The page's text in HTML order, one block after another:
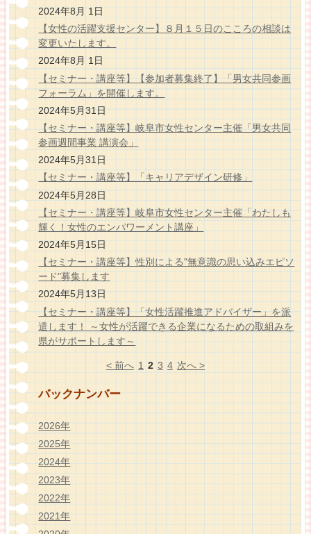
2024年8月 1日
【女性の活躍支援センター】８月１５日のこころの相談は
変更いたします。
2024年8月 1日
【セミナー・講座等】【参加者募集終了】「男女共同参画
フォーラム」を開催します。
2024年5月31日
【セミナー・講座等】岐阜市女性センター主催「男女共同
参画週間事業 講演会」
2024年5月31日
【セミナー・講座等】「キャリアデザイン研修」
2024年5月28日
【セミナー・講座等】岐阜市女性センター主催「わたしも
輝く！女性のエンパワーメント講座」
2024年5月15日
【セミナー・講座等】性別による"無意識の思い込みエピソ
ード"募集します
2024年5月13日
【セミナー・講座等】「女性活躍推進アドバイザー」を派
遣します！ ～女性が活躍できる企業になるための取組みを
県がサポートします～
< 前へ 1 2 3 4 次へ >
バックナンバー
2026年
2025年
2024年
2023年
2022年
2021年